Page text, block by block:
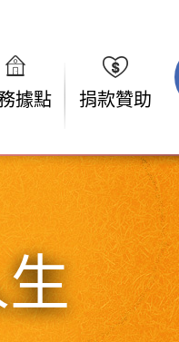
據點 捐款贊助